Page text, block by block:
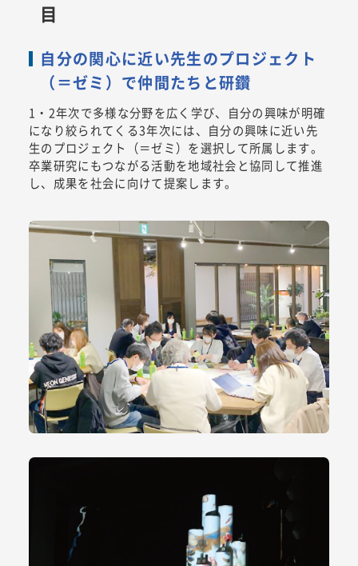
目
自分の関心に近い先生のプロジェクト
（＝ゼミ）で仲間たちと研鑽
1・2年次で多様な分野を広く学び、自分の興味が明確
になり絞られてくる3年次には、自分の興味に近い先
生のプロジェクト（＝ゼミ）を選択して所属します。
卒業研究にもつながる活動を地域社会と協同して推進
し、成果を社会に向けて提案します。